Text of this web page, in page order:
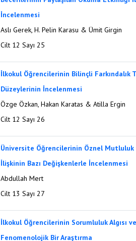
İncelenmesi
Aslı Gerek, H. Pelin Karasu & Ümit Girgin
Cilt 12 Sayı 25
İlkokul Öğrencilerinin Bilinçli Farkındalık
Düzeylerinin İncelenmesi
Özge Özkan, Hakan Karatas & Atilla Ergin
Cilt 12 Sayı 26
Üniversite Öğrencilerinin Öznel Mutluluk
İlişkinin Bazı Değişkenlerle İncelenmesi
Abdullah Mert
Cilt 13 Sayı 27
İlkokul Öğrencilerinin Sorumluluk Algısı
Fenomenolojik Bir Araştırma